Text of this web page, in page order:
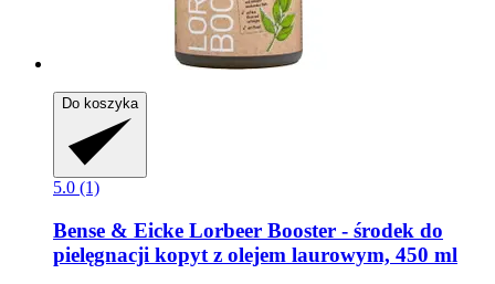
Do koszyka
5.0 (1)
Bense & Eicke Lorbeer Booster -​ środek do
pielęgnacji kopyt z olejem laurowym, 450 ml